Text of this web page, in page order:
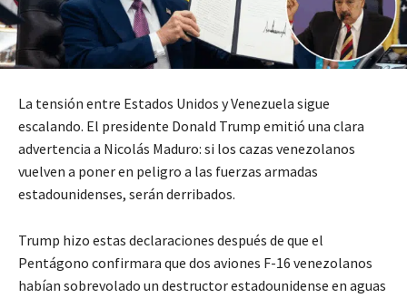
La tensión entre Estados Unidos y Venezuela sigue
escalando. El presidente Donald Trump emitió una clara
advertencia a Nicolás Maduro: si los cazas venezolanos
vuelven a poner en peligro a las fuerzas armadas
estadounidenses, serán derribados.
Trump hizo estas declaraciones después de que el
Pentágono confirmara que dos aviones F-16 venezolanos
habían sobrevolado un destructor estadounidense en aguas